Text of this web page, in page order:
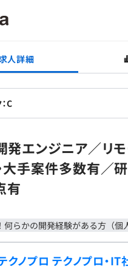
ド
ント
ド
グ言語
人詳細
C
開発エンジニア／リ
大手案件多数有／
有
何らかの開発経験がある方（個
クノプロ テクノプロ・IT